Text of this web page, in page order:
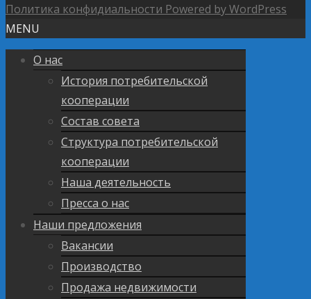
Политика конфидиальности Powered by WordPress
MENU
О нас
История потребительской
кооперации
Состав совета
Структура потребительской
кооперации
Наша деятельность
Пресса о нас
Наши предложения
Вакансии
Производство
Продажа недвижимости